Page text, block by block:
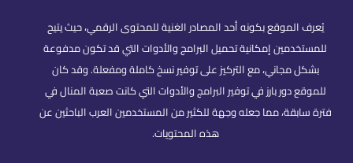
يُعرف الموقع بكونه أحد المصادر الغنية للمحتوى الرقمي، حيث يتيح
للمستخدمين إمكانية تحميل البرامج والأدوات التي قد تكون مدفوعة
بشكل مجاني، مع التركيز على توفير نسخ كاملة ومفعلة. وقد كان
للموقع دور بارز في توفير البرامج والأدوات التي كانت صعبة المنال في
فترة سابقة، مما جعله وجهة للكثير من المستخدمين العرب الباحثين عن
هذه المحتويات.